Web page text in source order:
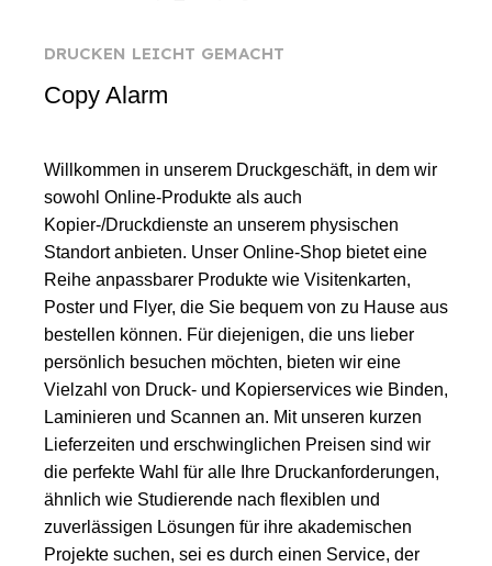
DRUCKEN LEICHT GEMACHT
Copy Alarm
Willkommen in unserem Druckgeschäft, in dem wir
sowohl Online-Produkte als auch
Kopier-/Druckdienste an unserem physischen
Standort anbieten. Unser Online-Shop bietet eine
Reihe anpassbarer Produkte wie Visitenkarten,
Poster und Flyer, die Sie bequem von zu Hause aus
bestellen können. Für diejenigen, die uns lieber
persönlich besuchen möchten, bieten wir eine
Vielzahl von Druck- und Kopierservices wie Binden,
Laminieren und Scannen an. Mit unseren kurzen
Lieferzeiten und erschwinglichen Preisen sind wir
die perfekte Wahl für alle Ihre Druckanforderungen,
ähnlich wie Studierende nach flexiblen und
zuverlässigen Lösungen für ihre akademischen
Projekte suchen, sei es durch einen Service, der